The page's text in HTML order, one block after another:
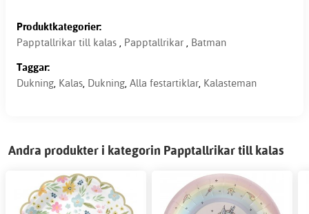
Produktkategorier:
Papptallrikar till kalas , Papptallrikar , Batman
Taggar:
Dukning, Kalas, Dukning, Alla festartiklar, Kalasteman
Andra produkter i kategorin Papptallrikar till kalas